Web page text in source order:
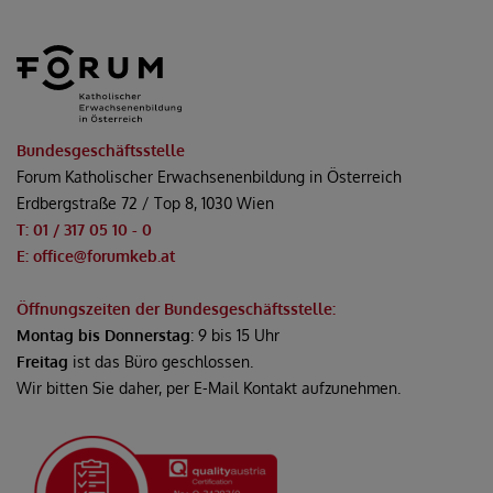
Bundesgeschäftsstelle
Forum Katholischer Erwachsenenbildung in Österreich
Erdbergstraße 72 / Top 8, 1030 Wien
T: 01 / 317 05 10 - 0
E: office@forumkeb.at
Öffnungszeiten der Bundesgeschäftsstelle:
Montag bis Donnerstag: 9 bis 15 Uhr
Freitag ist das Büro geschlossen.
Wir bitten Sie daher, per E-Mail Kontakt aufzunehmen.